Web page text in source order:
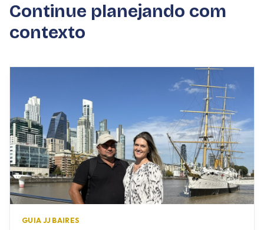
Continue planejando com
contexto
GUIA JJ BAIRES